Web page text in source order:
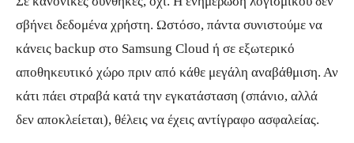
σβήνει δεδομένα χρήστη. Ωστόσο, πάντα συνιστούμε να
κάνεις backup στο Samsung Cloud ή σε εξωτερικό
αποθηκευτικό χώρο πριν από κάθε μεγάλη αναβάθμιση. Αν
κάτι πάει στραβά κατά την εγκατάσταση (σπάνιο, αλλά
δεν αποκλείεται), θέλεις να έχεις αντίγραφο ασφαλείας.